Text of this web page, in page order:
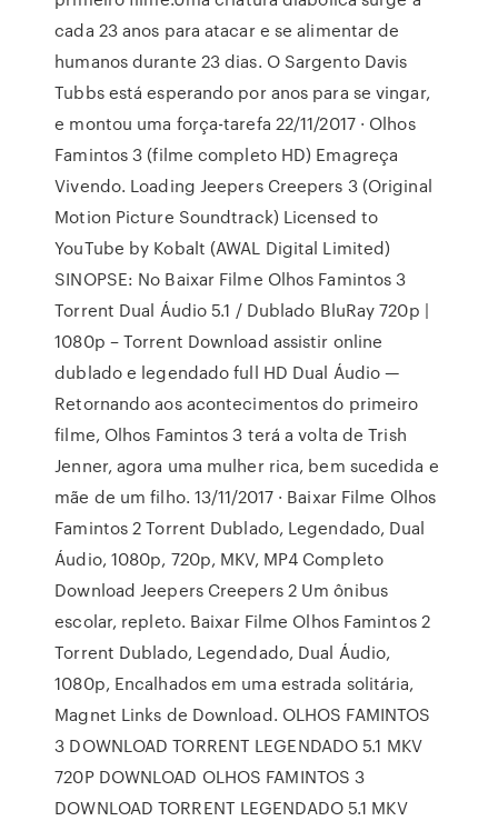
cada 23 anos para atacar e se alimentar de
humanos durante 23 dias. O Sargento Davis
Tubbs está esperando por anos para se vingar,
e montou uma força-tarefa 22/11/2017 · Olhos
Famintos 3 (filme completo HD) Emagreça
Vivendo. Loading Jeepers Creepers 3 (Original
Motion Picture Soundtrack) Licensed to
YouTube by Kobalt (AWAL Digital Limited)
SINOPSE: No Baixar Filme Olhos Famintos 3
Torrent Dual Áudio 5.1 / Dublado BluRay 720p |
1080p – Torrent Download assistir online
dublado e legendado full HD Dual Áudio —
Retornando aos acontecimentos do primeiro
filme, Olhos Famintos 3 terá a volta de Trish
Jenner, agora uma mulher rica, bem sucedida e
mãe de um filho. 13/11/2017 · Baixar Filme Olhos
Famintos 2 Torrent Dublado, Legendado, Dual
Áudio, 1080p, 720p, MKV, MP4 Completo
Download Jeepers Creepers 2 Um ônibus
escolar, repleto. Baixar Filme Olhos Famintos 2
Torrent Dublado, Legendado, Dual Áudio,
1080p, Encalhados em uma estrada solitária,
Magnet Links de Download. OLHOS FAMINTOS
3 DOWNLOAD TORRENT LEGENDADO 5.1 MKV
720P DOWNLOAD OLHOS FAMINTOS 3
DOWNLOAD TORRENT LEGENDADO 5.1 MKV